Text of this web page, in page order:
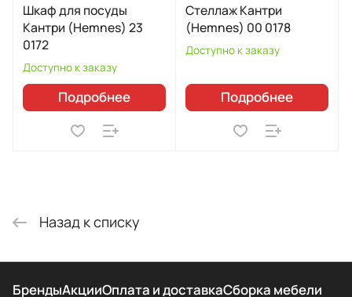
Шкаф для посуды
Кантри (Hemnes) 23
0172
Доступно к заказу
Подробнее
Стеллаж Кантри
(Hemnes) 00 0178
Доступно к заказу
Подробнее
Назад к списку
БрендыАкцииОплата и доставкаСборка мебели